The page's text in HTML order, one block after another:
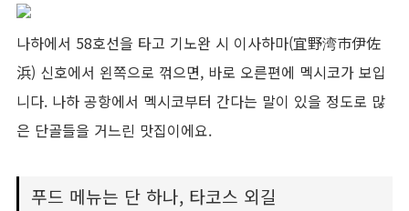
나하에서 58호선을 타고 기노완 시 이사하마(宜野湾市伊佐
浜) 신호에서 왼쪽으로 꺾으면, 바로 오른편에 멕시코가 보입
니다. 나하 공항에서 멕시코부터 간다는 말이 있을 정도로 많
은 단골들을 거느린 맛집이에요.
푸드 메뉴는 단 하나, 타코스 외길